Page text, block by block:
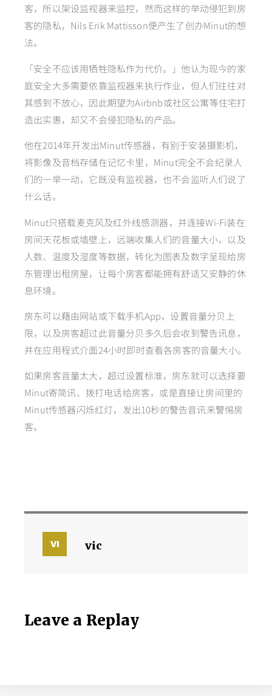
客，所以架设监视器来监控，然而这样的举动侵犯到房
客的隐私，Nils Erik Mattisson便产生了创办Minut的想
法。
「安全不应该用牺牲隐私作为代价。」他认为现今的家
庭安全大多需要依靠监视器来执行作业，但人们往往对
其感到不放心，因此期望为Airbnb或社区公寓等住宅打
造出实惠，却又不会侵犯隐私的产品。
他在2014年开发出Minut传感器，有别于安装摄影机，
将影像及音档存储在记忆卡里，Minut完全不会纪录人
们的一举一动，它既没有监视器，也不会监听人们说了
什么话。
Minut只搭载麦克风及红外线感测器，并连接Wi-Fi装在
房间天花板或墙壁上，远端收集人们的音量大小，以及
人数、温度及湿度等数据，转化为图表及数字呈现给房
东管理出租房屋，让每个房客都能拥有舒适又安静的休
息环境。
房东可以藉由网站或下载手机App，设置音量分贝上
限，以及房客超过此音量分贝多久后会收到警告讯息，
并在应用程式介面24小时即时查看各房客的音量大小。
如果房客音量太大，超过设置标准，房东就可以选择要
Minut寄简讯、拨打电话给房客，或是直接让房间里的
Minut传感器闪烁红灯，发出10秒的警告音讯来警惕房
客。
vic
Leave a Replay